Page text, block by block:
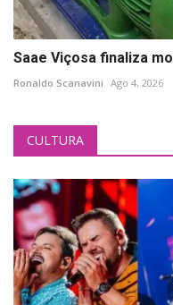
Saae Viçosa finaliza
Ronaldo Scanavini Ago 4, 2026
CULTURA